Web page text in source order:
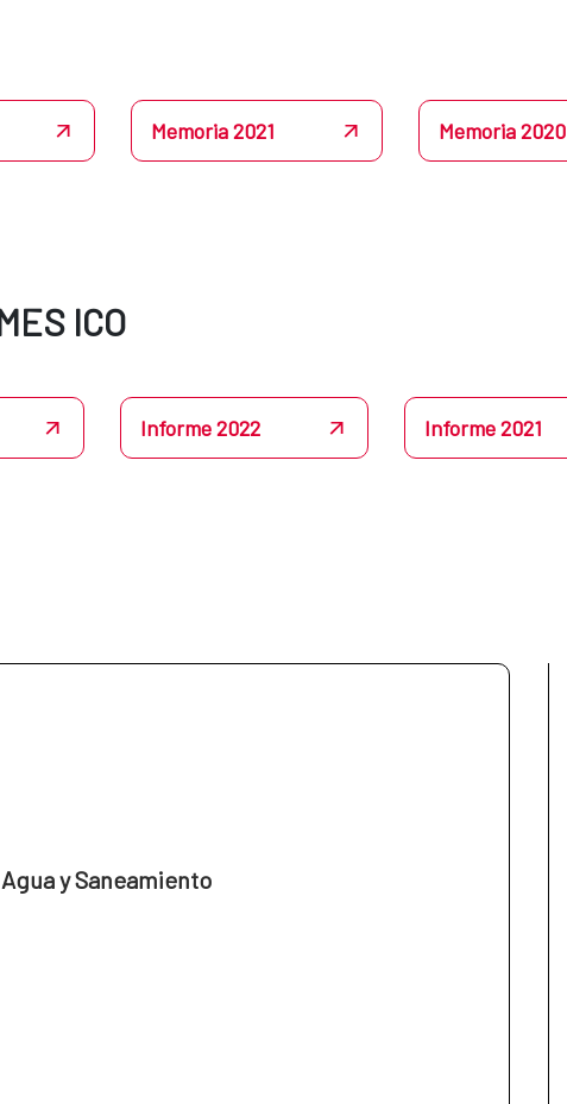
Memoria 2021 Memoria 2020
ICO
Informe 2022 Informe 2021
y Saneamiento